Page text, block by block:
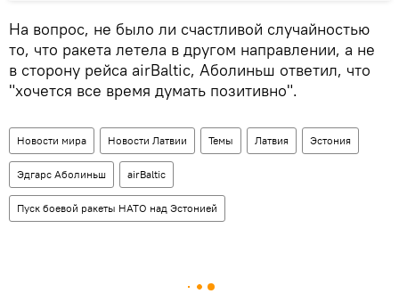
На вопрос, не было ли счастливой случайностью
то, что ракета летела в другом направлении, а не
в сторону рейса airBaltic, Аболиньш ответил, что
"хочется все время думать позитивно".
Новости мира Новости Латвии Темы Латвия Эстония
Эдгарс Аболиньш airBaltic
Пуск боевой ракеты НАТО над Эстонией